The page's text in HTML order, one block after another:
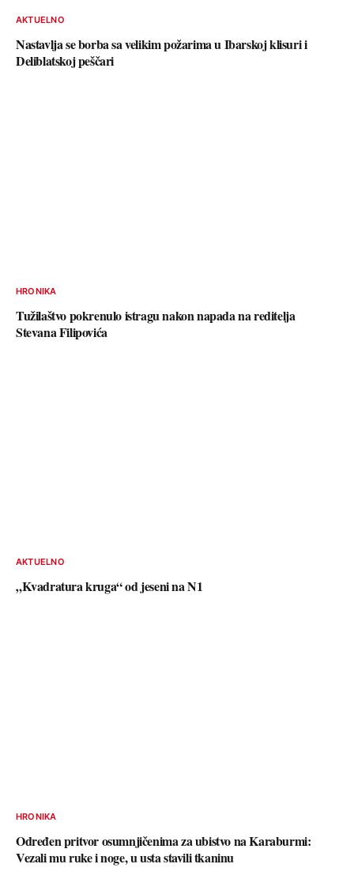
AKTUELNO
Nastavlja se borba sa velikim požarima u Ibarskoj klisuri i
Deliblatskoj peščari
HRONIKA
Tužilaštvo pokrenulo istragu nakon napada na reditelja
Stevana Filipovića
AKTUELNO
„Kvadratura kruga“ od jeseni na N1
HRONIKA
Određen pritvor osumnjičenima za ubistvo na Karaburmi:
Vezali mu ruke i noge, u usta stavili tkaninu